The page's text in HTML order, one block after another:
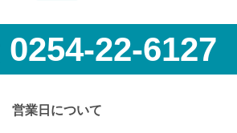
0254-22-6127
営業日について